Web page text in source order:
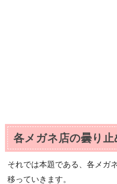
各メガネ店の曇り
それでは本題である、各メガ
移っていきます。